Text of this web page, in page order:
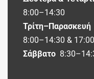
8:00–14:30
Τρίτη–Παρασκευή
8:00–14:30 &
Σάββατο